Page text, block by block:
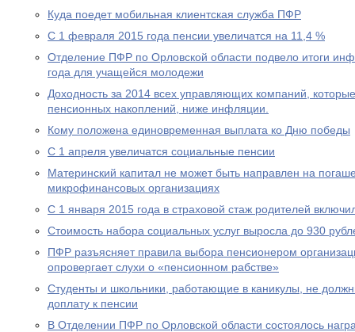
Куда поедет мобильная клиентская служба ПФР
С 1 февраля 2015 года пенсии увеличатся на 11,4 %
Отделение ПФР по Орловской области подвело итоги
года для учащейся молодежи
Доходность за 2014 всех управляющих компаний,
пенсионных накоплений, ниже инфляции.
Кому положена единовременная выплата ко Дню победы
С 1 апреля увеличатся социальные пенсии
Материнский капитал не может быть направлен на
микрофинансовых организациях
С 1 января 2015 года в страховой стаж родителей
Стоимость набора социальных услуг выросла до 930
ПФР разъясняет правила выбора пенсионером
опровергает слухи о «пенсионном рабстве»
Студенты и школьники, работающие в каникулы, не
доплату к пенсии
В Отделении ПФР по Орловской области состоялось